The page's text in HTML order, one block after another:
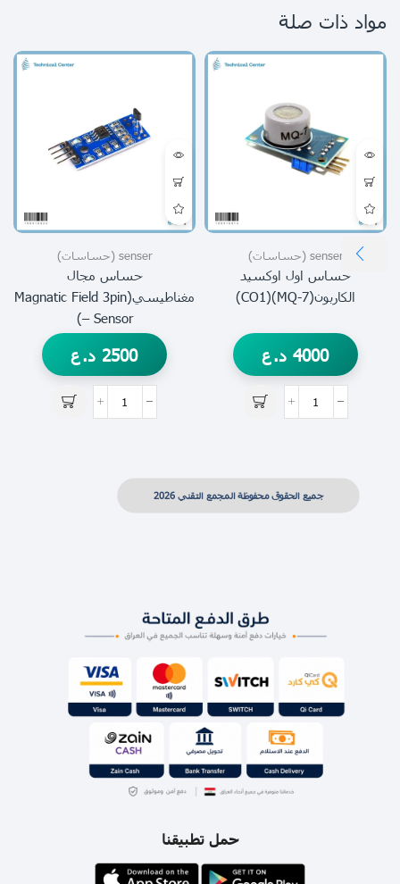
مواد ذات صلة
senser (حساسات)
حساس اول اوكسيد
الكاربون(MQ-7)(CO1)
4000 د.ع
senser (حساسات)
حساس مجال
مغناطيسي(magnatic Field 3pin
– Sensor)
2500 د.ع
جميع الحقوق محفوظة المجمع التقني 2026
حمل تطبيقنا